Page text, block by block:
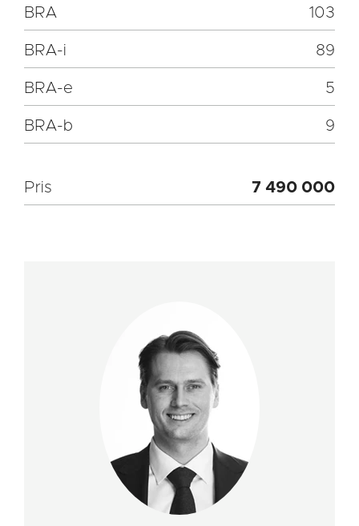
BRA 103
BRA-i 89
BRA-e 5
BRA-b 9
Pris 7 490 000